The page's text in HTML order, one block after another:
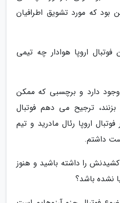
بود که مورد تشویق اطرافیان
اروپا هوادار چه تیمی
دارد و برچسبی که ممکن
ترجیح می دهم فوتبال
اروپا رئال مادرید و تیم
داشتم.
را داشته باشید و هنوز
نشده باشد؟